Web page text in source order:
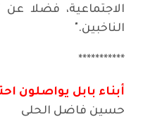
الاجتماعية، فضلا
الناخبين".
***********
أبناء بابل يواصلون
حسين فاضل الحلي